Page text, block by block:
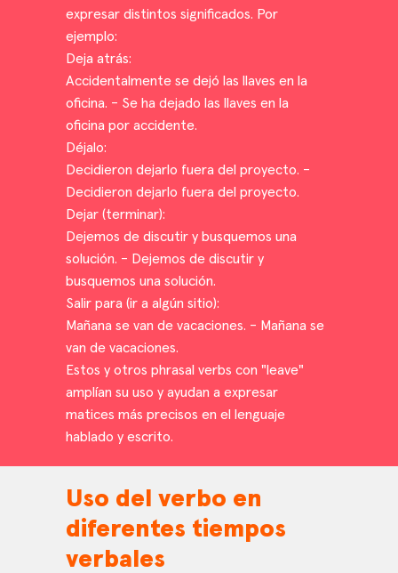
expresar distintos significados. Por
ejemplo:
Deja atrás:
Accidentalmente se dejó las llaves en la
oficina. - Se ha dejado las llaves en la
oficina por accidente.
Déjalo:
Decidieron dejarlo fuera del proyecto. -
Decidieron dejarlo fuera del proyecto.
Dejar (terminar):
Dejemos de discutir y busquemos una
solución. - Dejemos de discutir y
busquemos una solución.
Salir para (ir a algún sitio):
Mañana se van de vacaciones. - Mañana se
van de vacaciones.
Estos y otros phrasal verbs con "leave"
amplían su uso y ayudan a expresar
matices más precisos en el lenguaje
hablado y escrito.
Uso del verbo en
diferentes tiempos
verbales